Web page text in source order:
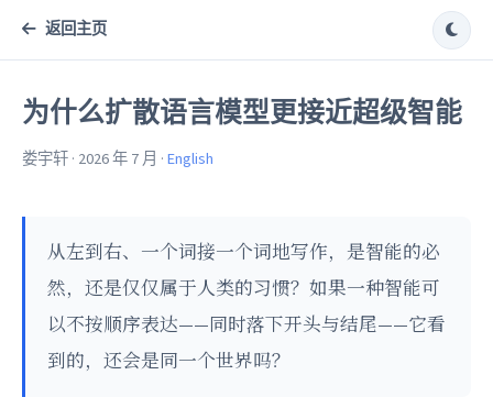
返回主页
为什么扩散语言模型更接近超级智能
娄宇轩 · 2026 年 7 月 ·English
从左到右、一个词接一个词地写作，是智能的必
然，还是仅仅属于人类的习惯？如果一种智能可
以不按顺序表达——同时落下开头与结尾——它看
到的，还会是同一个世界吗？